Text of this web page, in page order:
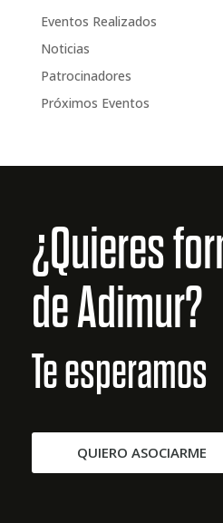
Eventos Realizados
Noticias
Patrocinadores
Próximos Eventos
¿Quieres
de Adimur?
Te esperamos
QUIERO ASOCIARME